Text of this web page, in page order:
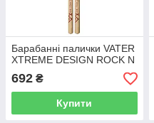
Барабанні палички VATER
XTREME DESIGN ROCK N
692 ₴
Купити